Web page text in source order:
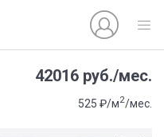
42016 руб./мес.
525 ₽/м2/мес.